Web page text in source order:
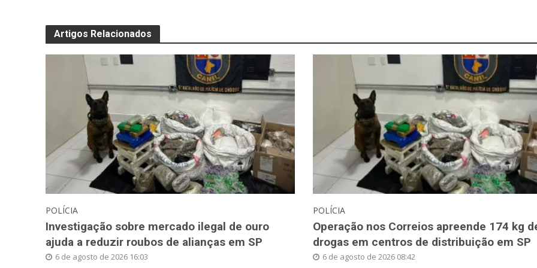
Artigos Relacionados
POLÍCIA
Investigação sobre mercado ilegal de ouro
ajuda a reduzir roubos de alianças em SP
6 de agosto de 2026 16:03
POLÍCIA
Operação nos Correios apreende 174 kg
drogas em centros de distribuição em SP
6 de agosto de 2026 08:42